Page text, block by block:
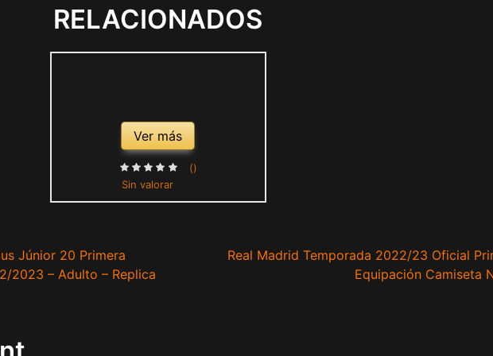
RELACIONADOS
Ver más
Sin valorar
()
Júnior 20 Primera
2023 – Adulto – Replica
Real Madrid Temporada 2022/23 Oficial
Equipación Camiseta